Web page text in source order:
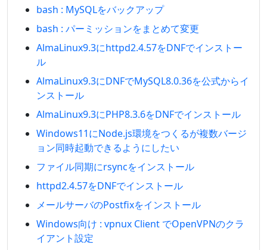
bash : MySQLをバックアップ
bash : パーミッションをまとめて変更
AlmaLinux9.3にhttpd2.4.57をDNFでインストー
ル
AlmaLinux9.3にDNFでMySQL8.0.36を公式からイ
ンストール
AlmaLinux9.3にPHP8.3.6をDNFでインストール
Windows11にNode.js環境をつくるが複数バージ
ョン同時起動できるようにしたい
ファイル同期にrsyncをインストール
httpd2.4.57をDNFでインストール
メールサーバのPostfixをインストール
Windows向け : vpnux Client でOpenVPNのクラ
イアント設定